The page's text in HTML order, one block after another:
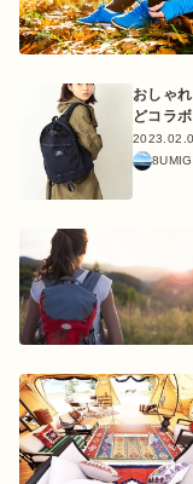
おしゃ
どコラ
おすすめ特集
キャンプ用
キャンプ場
料理